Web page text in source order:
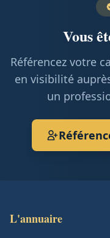
Vous
Référencez votre
en visibilité
un
L'annuaire